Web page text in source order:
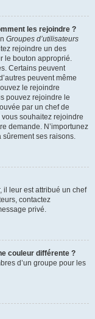
les rejoindre ?
Groupes d’utilisateurs
rejoindre un des
le bouton approprié.
Certains peuvent
peuvent même
le rejoindre
pouvez rejoindre le
par un chef de
souhaitez rejoindre
demande. N’importunez
sûrement ses raisons.
il leur est attribué un chef
contactez
privé.
couleur différente ?
d’un groupe pour les